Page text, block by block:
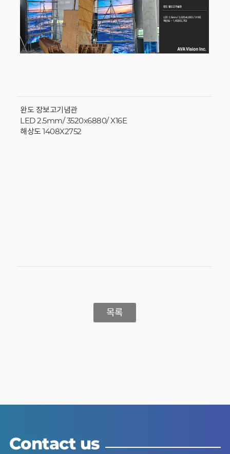
완도 장보고기념관
LED 2.5mm/ 3520x6880/ X16E
해상도 1408X2752
목록
Contact us